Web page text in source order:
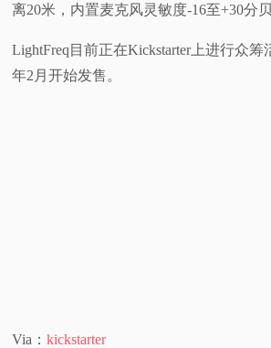
离20米，内置麦克风灵敏度-16至+30分
LightFreq目前正在Kickstarter上进行众筹
年2月开始发售。
Via：kickstarter